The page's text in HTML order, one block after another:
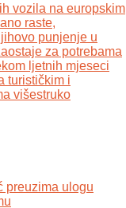
vozila na europskim
raste,
punjenje u
za potrebama
ljetnih mjeseci
turističkim i
višestruko